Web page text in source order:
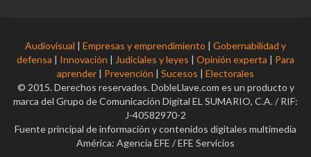
Audiovisual | Empresas y emprendimiento | Gobernabilidad y
defensa | Innovación | Judiciales y leyes | Opinión experta | Para
aprender | Prevención | Sucesos | Electorales
© 2015. Derechos reservados. DobleLlave.com es un producto y
marca del Grupo de Comunicación Digital EL SUMARIO, C.A. / RIF:
J-40582970-2
Fuente principal de información y contenidos digitales multimedia
América: Agencia EFE / EFE Servicios